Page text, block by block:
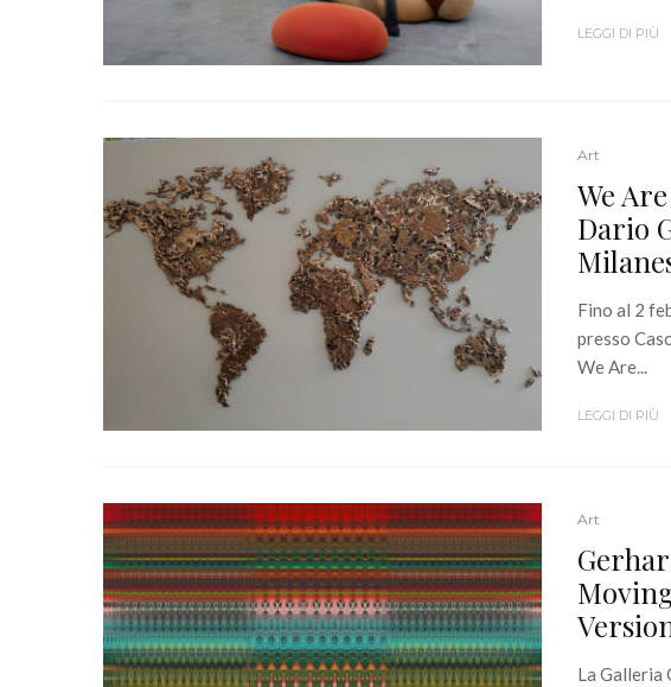
LEGGI DI PIÙ
Art
We
Dario
Fino al 2
presso
We Are...
LEGGI DI PIÙ
Art
La Galleria